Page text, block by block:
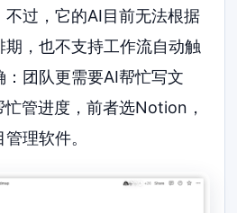
不过，它的AI目前无法根据
期，也不支持工作流自动触
团队更需要AI帮忙写文
管进度，前者选Notion，
理软件。